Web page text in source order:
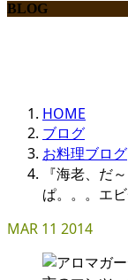
BLOG
HOME
ブログ
お料理ブログ
『海老、だ
ぱ。。。エ
MAR 11 2014